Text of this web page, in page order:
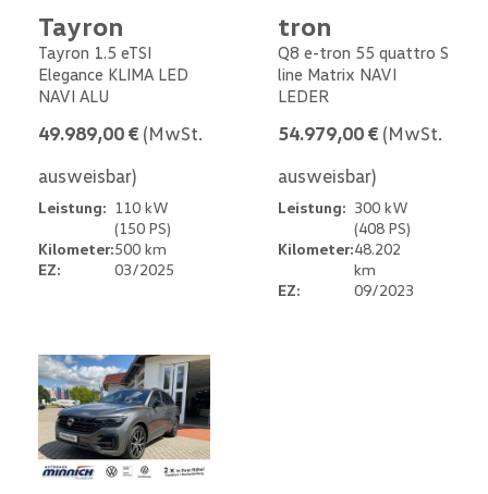
Tayron
Tayron 1.5 eTSI
Elegance KLIMA LED
NAVI ALU
49.989,00 € (MwSt.
ausweisbar)
Leistung: 110 kW
(150 PS)
Kilometer:500 km
EZ:
03/2025
tron
Q8 e-tron 55 quattro S
line Matrix NAVI
LEDER
54.979,00 € (MwSt.
ausweisbar)
Leistung: 300 kW
(408 PS)
Kilometer:48.202
km
EZ:
09/2023